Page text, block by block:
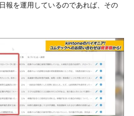
報を運用しているのであれば、その